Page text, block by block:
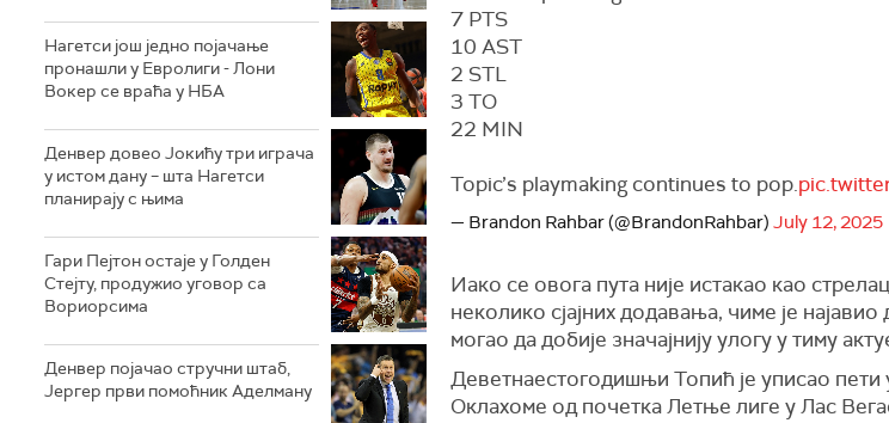
Нагетси још једно појачање
пронашли у Евролиги - Лони
Вокер се враћа у НБА
Денвер довео Јокићу три играча
у истом дану – шта Нагетси
планирају с њима
Гари Пејтон остаје у Голден
Стејту, продужио уговор са
Вориорсима
Денвер појачао стручни штаб,
Јергер први помоћник Аделману
7 PTS
10 AST
2 STL
3 TO
22 MIN
Topic’s playmaking continues to pop.
— Brandon Rahbar (@BrandonRahbar) July 12, 2025
Иако се овога пута није истакао као
неколико сјајних додавања, чиме је
могао да добије значајнију улогу у тиму
Деветнаестогодишњи Топић је уписао пети
Оклахоме од почетка Летње лиге у Лас